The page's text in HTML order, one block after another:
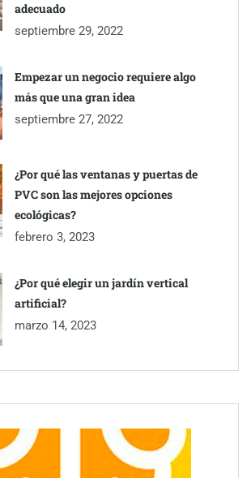
adecuado
septiembre 29, 2022
Empezar un negocio requiere algo
más que una gran idea
septiembre 27, 2022
¿Por qué las ventanas y puertas de
PVC son las mejores opciones
ecológicas?
febrero 3, 2023
¿Por qué elegir un jardín vertical
artificial?
marzo 14, 2023